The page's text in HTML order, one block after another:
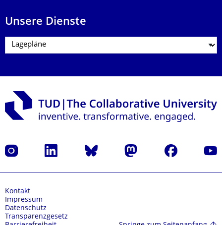
Unsere Dienste
Instagram LinkedIn Bluesky Mastodon Facebook
Kontakt
Impressum
Datenschutz
Transparenzgesetz